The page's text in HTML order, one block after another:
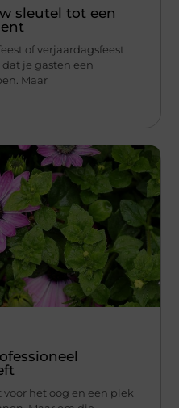
sleutel tot een
of verjaardagsfeest
je gasten een
Maar
het oog en een plek